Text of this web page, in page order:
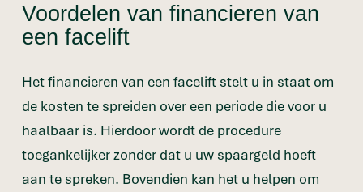
Voordelen van financieren van
een facelift
Het financieren van een facelift stelt u in staat om
de kosten te spreiden over een periode die voor u
haalbaar is. Hierdoor wordt de procedure
toegankelijker zonder dat u uw spaargeld hoeft
aan te spreken. Bovendien kan het u helpen om